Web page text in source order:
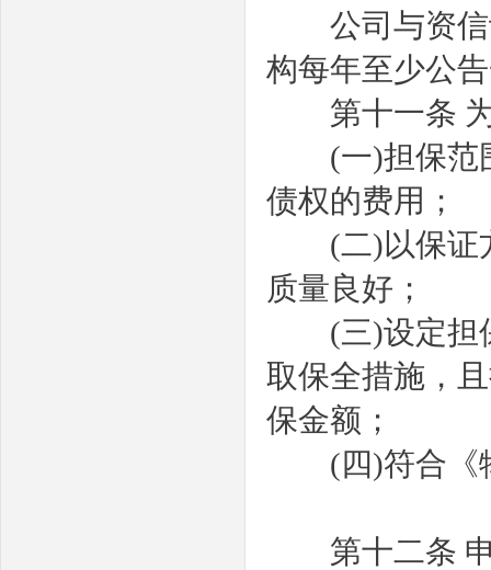
公司与资信
构每年至少公
第十一条
(一)担保范
债权的费用；
(二)以保
质量良好；
(三)设定担
取保全措施，
保金额；
(四)符合《
第十二条